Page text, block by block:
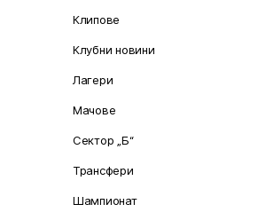
Клипове
Клубни новини
Лагери
Мачове
Сектор „Б“
Трансфери
Шампионат